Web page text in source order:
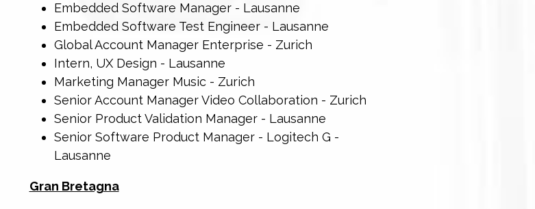
Embedded Software Manager - Lausanne
Embedded Software Test Engineer - Lausanne
Global Account Manager Enterprise - Zurich
Intern, UX Design - Lausanne
Marketing Manager Music - Zurich
Senior Account Manager Video Collaboration - Zurich
Senior Product Validation Manager - Lausanne
Senior Software Product Manager - Logitech G -
Lausanne
Gran Bretagna